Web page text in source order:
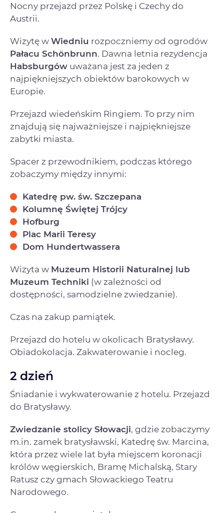
Nocny przejazd przez Polskę i Czechy do
Austrii.
Wizytę w Wiedniu rozpoczniemy od ogrodów
Pałacu Schönbrunn. Dawna letnia rezydencja
Habsburgów uważana jest za jeden z
najpiękniejszych obiektów barokowych w
Europie.
Przejazd wiedeńskim Ringiem. To przy nim
znajdują się najważniejsze i najpiękniejsze
zabytki miasta.
Spacer z przewodnikiem, podczas którego
zobaczymy między innymi:
Katedrę pw. św. Szczepana
Kolumnę Świętej Trójcy
Hofburg
Plac Marii Teresy
Dom Hundertwassera
Wizyta w Muzeum Historii Naturalnej lub
Muzeum Techniki (w zależności od
dostępności, samodzielne zwiedzanie).
Czas na zakup pamiątek.
Przejazd do hotelu w okolicach Bratysławy.
Obiadokolacja. Zakwaterowanie i nocleg.
2 dzień
Śniadanie i wykwaterowanie z hotelu. Przejazd
do Bratysławy.
Zwiedzanie stolicy Słowacji, gdzie zobaczymy
m.in. zamek bratysławski, Katedrę św. Marcina,
która przez wiele lat była miejscem koronacji
królów węgierskich, Bramę Michalską, Stary
Ratusz czy gmach Słowackiego Teatru
Narodowego.